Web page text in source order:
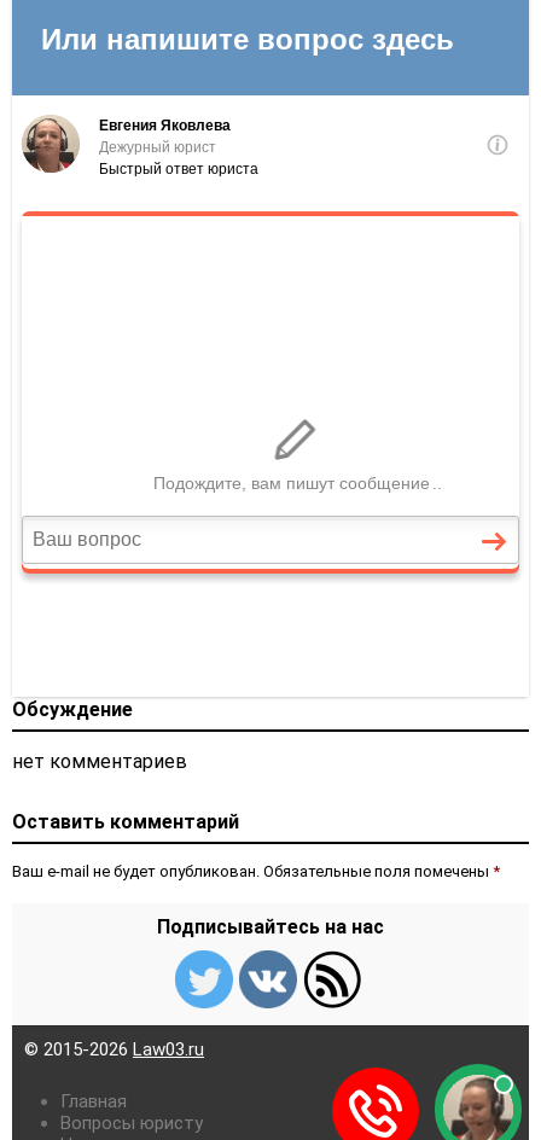
Обсуждение
нет комментариев
Оставить комментарий
Ваш e-mail не будет опубликован. Обязательные поля помечены *
Подписывайтесь на нас
© 2015-2026 Law03.ru
Главная
Вопросы юристу